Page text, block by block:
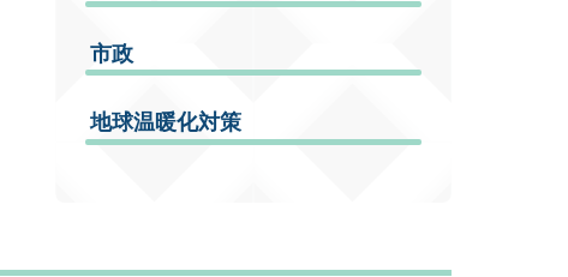
市政
地球温暖化対策